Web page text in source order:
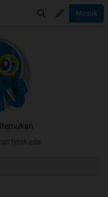
Masuk
tidak ada